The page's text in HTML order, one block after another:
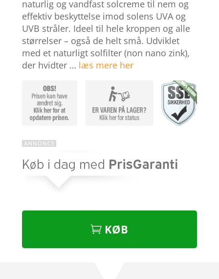
baseret
på
kundebedø
mmelser
naturlig og vandfast solcreme til nem og
effektiv beskyttelse imod solens UVA og
UVB stråler. Ideel til hele kroppen og alle
størrelser – også de helt små. Udviklet
med et naturligt solfilter (non nano zink),
der hvidter … læs mere her
KØB